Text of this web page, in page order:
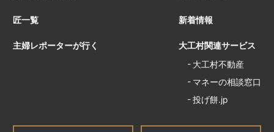
匠一覧
主婦レポーターが行く
新着情報
大工村関連サービス
大工村不動産
マネーの相談窓口
投げ餅.jp